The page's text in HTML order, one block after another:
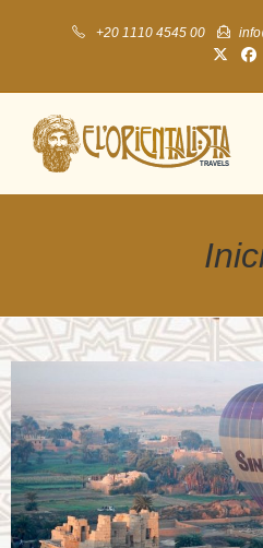
+20 1110 4545 00